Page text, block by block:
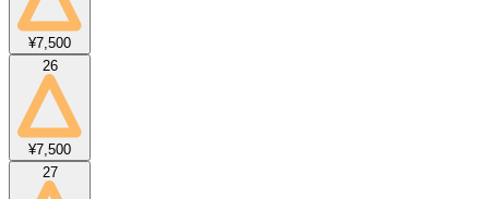
¥7,500
26
¥7,500
27